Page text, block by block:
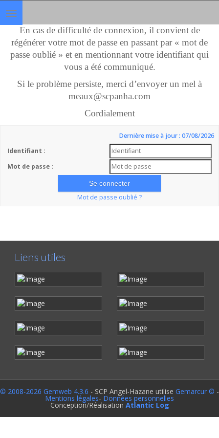
Toggle
navigation
En cas de difficulté de connexion, il convient de
régénérer votre mot de passe en passant par « mot de
passe oublié » et en mentionnant votre identifiant qui
vous a été communiqué.
Si le problème persiste, merci d’envoyer un mel à
meaux@scpanha.com
Cordialement
Dernière mise à jour : 07/08/2026
Identifiant :
Mot de passe :
Mot de passe oublié ?
Liens utiles
© 2008-2026 Gemweb 4.3.6 - SCP Angel-Hazane utilise Gemarcur © -
Mentions légales- Données personnelles
Conception/Réalisation Atlantic Log